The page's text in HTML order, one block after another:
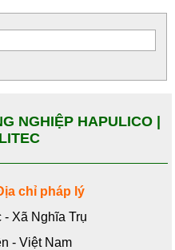
NGHIỆP HAPULICO |
chỉ pháp lý
Xã Nghĩa Trụ
- Việt Nam